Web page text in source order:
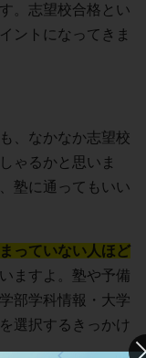
。志望校合格とい
ントになってきま
、なかなか志望校
ゃるかと思いま
塾に通ってもいい
っていない人ほど
ますよ。塾や予備
部学科情報・大学
選択するきっかけ